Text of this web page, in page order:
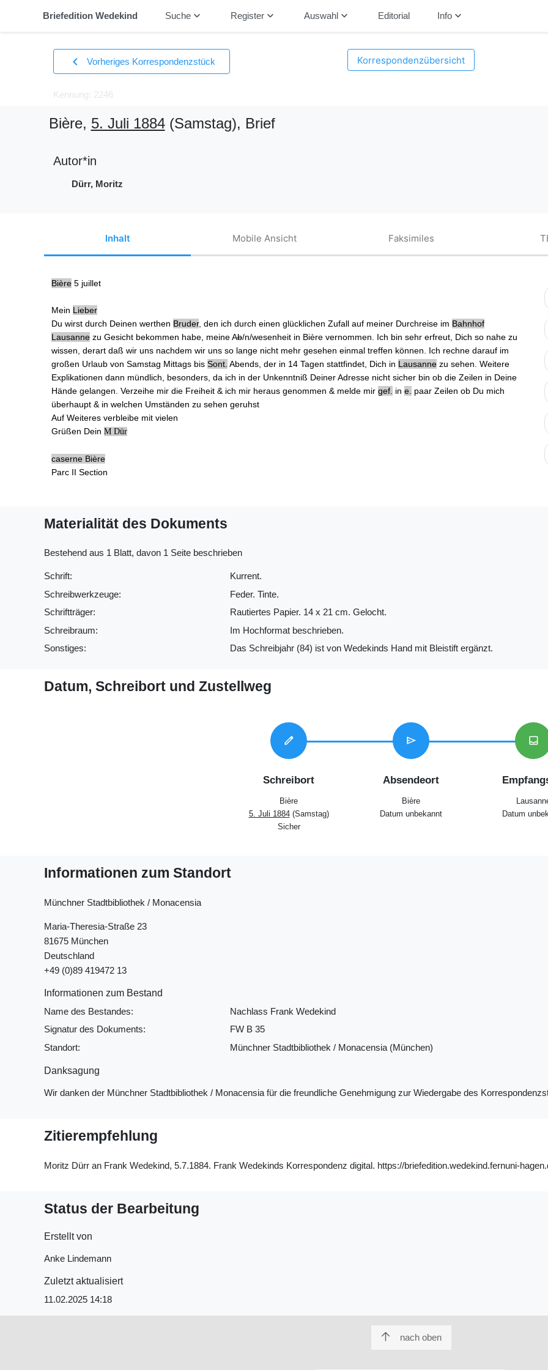
Briefedition Wedekind Suchekeyboard_arrow_down Registerkeyboard_arrow_down Auswahlkeyboard_arrow_down Editorial Infokeyboard_arrow_down
chevron_left Vorheriges Korrespondenzstück Korrespondenzübersicht
Kennung: 2246
Bière, 5. Juli 1884(Samstag), Brief
Autor*in
Dürr, Moritz
Inhalt Mobile Ansicht Faksimiles
Bière5 juillet
Mein Lieber
Du wirst durch Deinen werthen Bruder, den ich durch einen glücklichen Zufallauf meiner Durchreise im Bahnhof
Lausannezu Gesicht bekommen habe, meineAb/n/wesenheit in Bièrevernommen. Ich bin sehr erfreut, Dich so nahe zu
wissen, derart daß wir uns nachdem wir uns so lange nicht mehr gesehen einmal treffen können. Ich rechne darauf im
großen Urlaub von Samstag Mittags bis Sont. Abends, der in 14 Tagen stattfindet, Dich in Lausannezu sehen . Weitere
Explikationen dann mündlich, besonders, da ich in der Unkenntniß Deiner Adresse nicht sicher bin ob die Zeilen in Deine
Hände gelangen. Verzeihe mir die Freiheit & ich mir heraus genommen & melde mir gef. in e. paar Zeilen ob Du mich
überhaupt & in welchen Umständen zu sehen geruhst
Auf Weiteres verbleibe mit vielen
Grüßen Dein M Dür
caserne Bière
Parc II Section
Materialität des Dokuments
Bestehend aus 1 Blatt, davon 1 Seite beschrieben
Schrift:
Kurrent.
Schreibwerkzeuge:
Feder. Tinte.
Schriftträger:
Rautiertes Papier. 14 x 21 cm. Gelocht.
Schreibraum:
Im Hochformat beschrieben.
Sonstiges:
Das Schreibjahr (84) ist von Wedekinds Hand mit Bleistift ergänzt.
Datum, Schreibort und Zustellweg
edit
Schreibort
Bière
5. Juli 1884(Samstag)
Sicher
send
Absendeort
Bière
Datum unbekannt
inbox
Datum
Informationen zum Standort
Münchner Stadtbibliothek / Monacensia
Maria-Theresia-Straße 23
81675 München
Deutschland
+49 (0)89 419472 13
Informationen zum Bestand
Name des Bestandes:
Nachlass Frank Wedekind
Signatur des Dokuments:
FW B 35
Standort:
Münchner Stadtbibliothek / Monacensia (München)
Danksagung
Wir danken der Münchner Stadtbibliothek / Monacensia für die freundliche Genehmigung zur Wiedergabe des
Zitierempfehlung
Moritz Dürr an Frank Wedekind, 5.7.1884. Frank Wedekinds Korrespondenz digital. https://briefedition.wedekind.fernuni-
Status der Bearbeitung
Erstellt von
Anke Lindemann
Zuletzt aktualisiert
11.02.2025 14:18
nach oben